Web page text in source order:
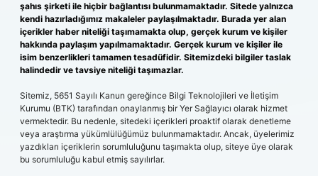
şahıs şirketi ile hiçbir bağlantısı bulunmamaktadır. Sitede yalnızca
kendi hazırladığımız makaleler paylaşılmaktadır. Burada yer alan
içerikler haber niteliği taşımamakta olup, gerçek kurum ve kişiler
hakkında paylaşım yapılmamaktadır. Gerçek kurum ve kişiler ile
isim benzerlikleri tamamen tesadüfidir. Sitemizdeki bilgiler taslak
halindedir ve tavsiye niteliği taşımazlar.
Sitemiz, 5651 Sayılı Kanun gereğince Bilgi Teknolojileri ve İletişim
Kurumu (BTK) tarafından onaylanmış bir Yer Sağlayıcı olarak hizmet
vermektedir. Bu nedenle, sitedeki içerikleri proaktif olarak denetleme
veya araştırma yükümlülüğümüz bulunmamaktadır. Ancak, üyelerimiz
yazdıkları içeriklerin sorumluluğunu taşımakta olup, siteye üye olarak
bu sorumluluğu kabul etmiş sayılırlar.